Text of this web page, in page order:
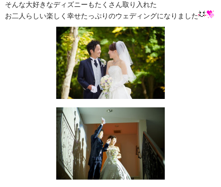
M's Land Party
担当のお客様をお呼びしてのパーティー
ウェディングレポート
フリープランナー個別サポート講座
そんな大好きなディズニーもたくさん取り入れた
お二人らしい楽しく幸せたっぷりのウェディングになりました